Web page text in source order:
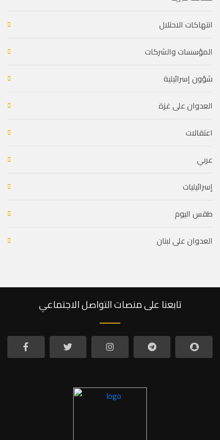
انتهاكات الاحتلال
المؤسسات والشركات
شؤون إسرائيلية
العدوان على غزة
اعتقالات
عربي
إسرائيليات
طقس اليوم
العدوان على لبنان
تابعنا على منصات التواصل الاجتماعي